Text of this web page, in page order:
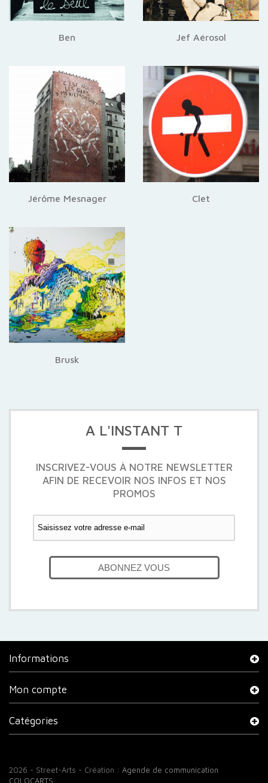
Ben Jef Aérosol
Jérôme Mesnager Clet
Brusk
A L'INSTANT T
INSCRIVEZ-VOUS À NOTRE NEWSLETTER
AFIN DE RECEVOIR NOS INFOS ET NOS
PROMOS
ABONNEZ VOUS
Informations
2026 - Street-Arts - Création : Agende de communication
COLOCARTS
Mon compte
Catégories